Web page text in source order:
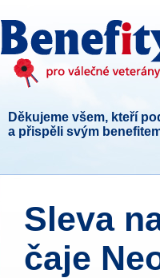
Děkujeme všem, kteří
a přispěli svým
Sleva
čaje